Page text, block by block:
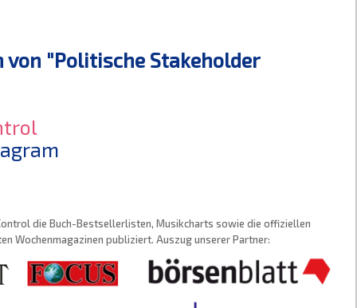
von "Politische Stakeholder
die Buch-Bestsellerlisten, Musikcharts sowie die offiziellen
Wochenmagazinen publiziert. Auszug unserer Partner: